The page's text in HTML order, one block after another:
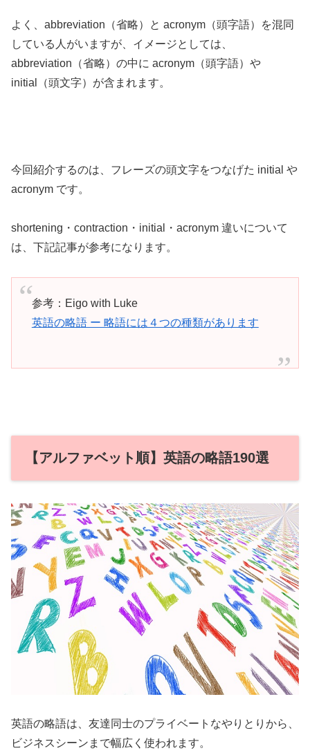
よく、abbreviation（省略）と acronym（頭字語）を混同
している人がいますが、イメージとしては、
abbreviation（省略）の中に acronym（頭字語）や
initial（頭文字）が含まれます。
今回紹介するのは、フレーズの頭文字をつなげた initial や
acronym です。
shortening・contraction・initial・acronym 違いについて
は、下記記事が参考になります。
参考：Eigo with Luke
英語の略語 ー 略語には４つの種類があります
【アルファベット順】英語の略語190選
英語の略語は、友達同士のプライベートなやりとりから、
ビジネスシーンまで幅広く使われます。